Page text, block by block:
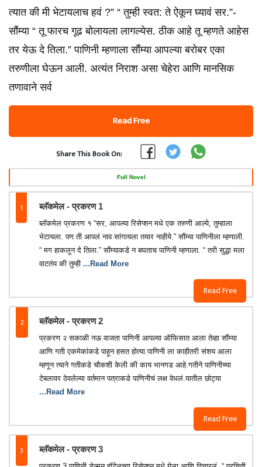
त्यात की मी भेटायलाच हवं ?” “ तुम्ही स्वत: ते ऐकून घ्यावं सर.”-
सौंम्या “ तू फारच गूढ बोलायला लागल्येस. ठीक आहे तू म्हणते आहेस
तर येऊ दे तिला.” पाणिनी म्हणाला सौंम्या आपल्या बरोबर एका
तरुणीला घेऊन आली. अत्यंत निराश असा चेहेरा आणि मानसिक
तणावाने सर्व
Read Free
Share This Book On:
Full Novel
1 ब्लॅकमेल - प्रकरण 1
Read Free
ब्लॅकमेल प्रकरण १ “सर, आपल्या रिसेप्शन मधे एक तरुणी आल्ये, तुम्हाला
भेटायला. पण ती आपलं नाव सांगायला तयार नाहीये.” सौंम्या पाणिनीला म्हणाली.
“ मग हाकलून दे तिला.” सौंम्याकडे न बघताच पाणिनी म्हणाला. “ तरी सुद्धा मला
वाटतंय की तुम्ही ...Read More
2 ब्लॅकमेल - प्रकरण 2
Read Free
प्रकरण २ सकाळी नऊ वाजता पाणिनी आपल्या ऑफिसात आला तेव्हा सौंम्या
आणि गती एकमेकांकडे पाहून हसत होत्या.पाणिनी ला काहीतरी संशय आला
म्हणून त्याने गतीकडे चौकशी केली की काय भानगड आहे.गतीने पाणिनीच्या
टेबलावर ठेवलेल्या वर्तमान पत्राकडे पाणिनीचं लक्ष वेधलं.यातील छोट्या
...Read More
3 ब्लॅकमेल - प्रकरण 3